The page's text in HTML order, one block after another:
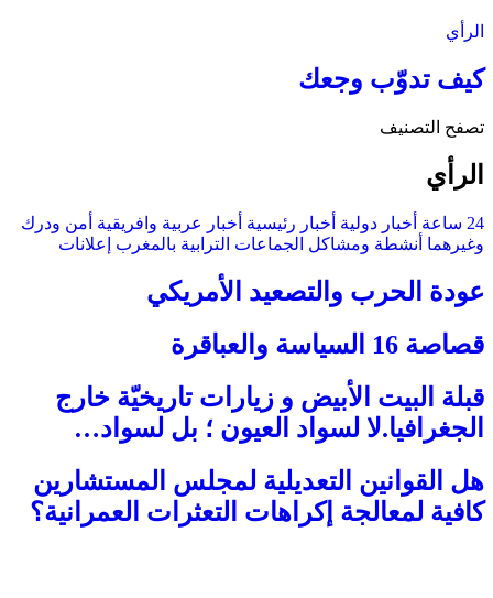
الرأي
كيف تدوّب وجعك
تصفح التصنيف
الرأي
24 ساعة أخبار دولية أخبار رئيسية أخبار عربية وافريقية أمن ودرك
وغيرهما أنشطة ومشاكل الجماعات الترابية بالمغرب إعلانات
عودة الحرب والتصعيد الأمريكي
قصاصة 16 السياسة والعباقرة
قبلة البيت الأبيض و زيارات تاريخيّة خارج
الجغرافيا.لا لسواد العيون ؛ بل لسواد…
هل القوانين التعديلية لمجلس المستشارين
كافية لمعالجة إكراهات التعثرات العمرانية؟